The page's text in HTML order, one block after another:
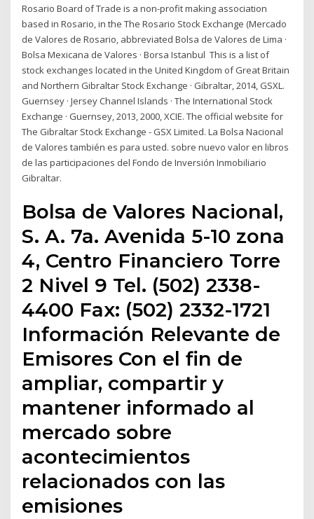
Rosario Board of Trade is a non-profit making association
based in Rosario, in the The Rosario Stock Exchange (Mercado
de Valores de Rosario, abbreviated Bolsa de Valores de Lima ·
Bolsa Mexicana de Valores · Borsa Istanbul This is a list of
stock exchanges located in the United Kingdom of Great Britain
and Northern Gibraltar Stock Exchange · Gibraltar, 2014, GSXL.
Guernsey · Jersey Channel Islands · The International Stock
Exchange · Guernsey, 2013, 2000, XCIE. The official website for
The Gibraltar Stock Exchange - GSX Limited. La Bolsa Nacional
de Valores también es para usted. sobre nuevo valor en libros
de las participaciones del Fondo de Inversión Inmobiliario
Gibraltar.
Bolsa de Valores Nacional,
S. A. 7a. Avenida 5-10 zona
4, Centro Financiero Torre
2 Nivel 9 Tel. (502) 2338-
4400 Fax: (502) 2332-1721
Información Relevante de
Emisores Con el fin de
ampliar, compartir y
mantener informado al
mercado sobre
acontecimientos
relacionados con las
emisiones